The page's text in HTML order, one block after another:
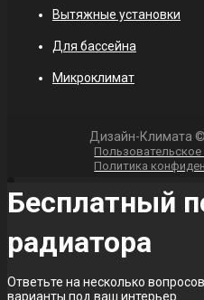
Вытяжные установки
Для бассейна
Микроклимат
Дизайн-Климата
Политика
Бесплатный
радиатора
Ответьте на несколько
варианты под ваш интерьер.